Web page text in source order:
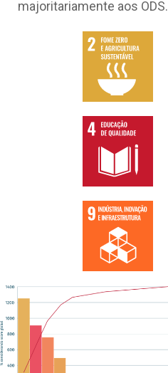
majoritariamente aos ODS.